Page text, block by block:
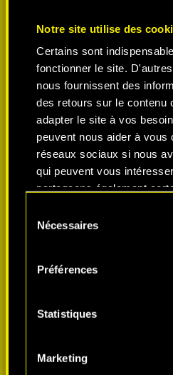
Notre site utilise des
Certains sont
fonctionner le site.
nous fournissent des
des retours sur le contenu
adapter le site à vos
peuvent nous aider à vous
réseaux sociaux si nous
qui peuvent vous
partageons également
optionnels ne seront
Vous pouvez consulter
préférences dans le menu
Nécessaires
Préférences
Statistiques
Marketing